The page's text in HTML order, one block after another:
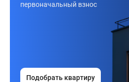
первоначальный взнос
Подобрать квартиру